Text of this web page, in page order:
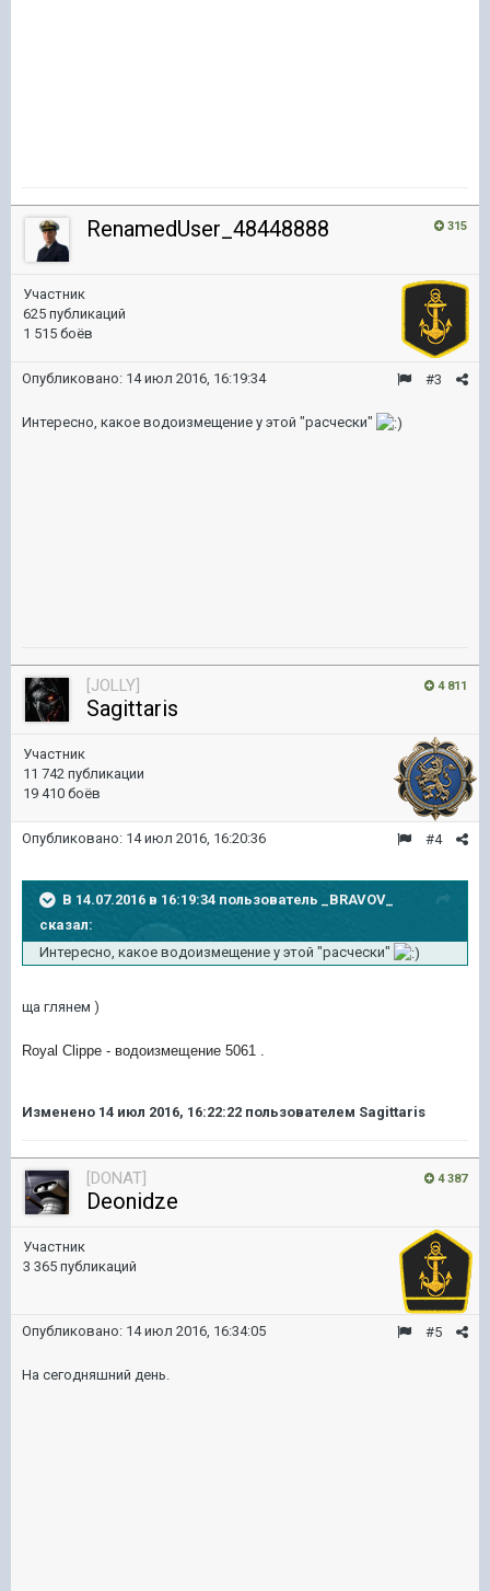
315
RenamedUser_48448888
Участник
625 публикаций
1 515 боёв
#3
Опубликовано: 14 июл 2016, 16:19:34
Интересно, какое водоизмещение у этой "расчески"
4 811
[JOLLY]
Sagittaris
Участник
11 742 публикации
19 410 боёв
#4
Опубликовано: 14 июл 2016, 16:20:36
В 14.07.2016 в 16:19:34 пользователь _BRAVOV_
сказал:
Интересно, какое водоизмещение у этой "расчески"
ща глянем )
Royal Clippe - водоизмещение 5061 .
Изменено 14 июл 2016, 16:22:22 пользователем Sagittaris
4 387
[DONAT]
Deonidze
Участник
3 365 публикаций
#5
Опубликовано: 14 июл 2016, 16:34:05
На сегодняшний день.